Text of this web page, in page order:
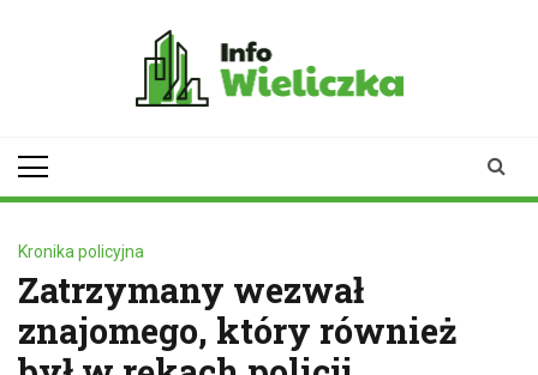
Kronika policyjna
Zatrzymany wezwał
znajomego, który również